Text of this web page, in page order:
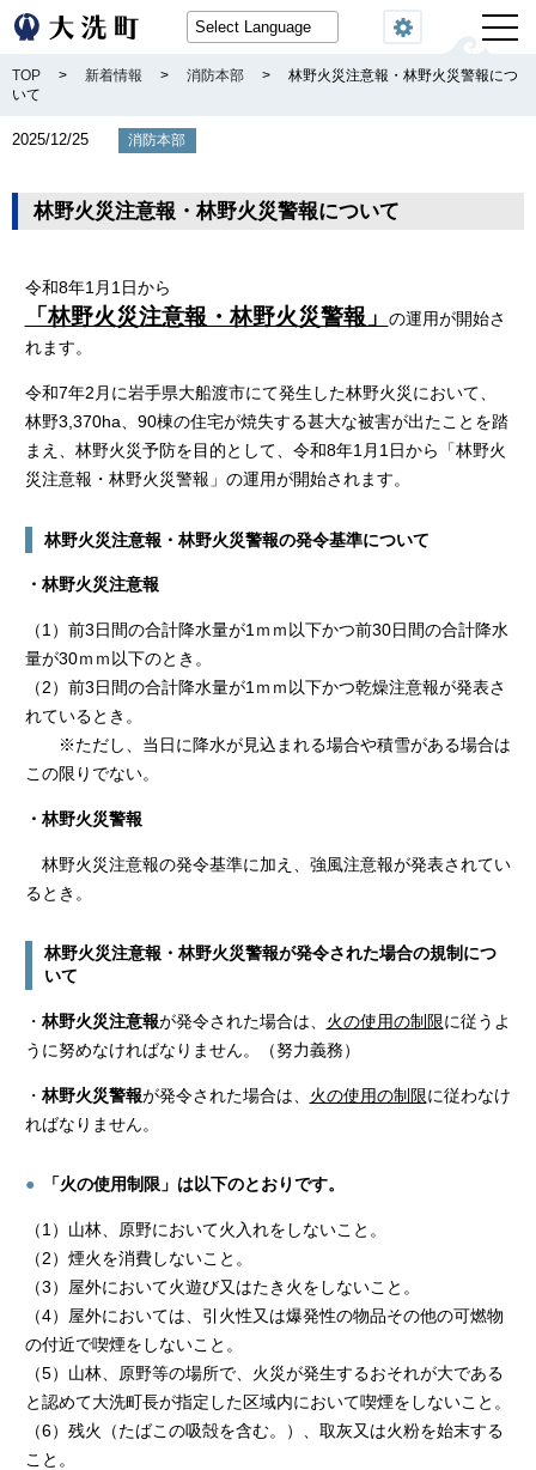
閲覧機能
TOP > 新着情報 > 消防本部 >
林野火災注意報・林野火災警報につ
いて
2025/12/25 消防本部
林野火災注意報・林野火災警報について
令和8年1月1日から
「林野火災注意報・林野火災警報」
の運用が開始さ
れます。
令和7年2月に岩手県大船渡市にて発生した林野火災において、
林野3,370ha、90棟の住宅が焼失する甚大な被害が出たことを踏
まえ、林野火災予防を目的として、令和8年1月1日から「林野火
災注意報・林野火災警報」の運用が開始されます。
林野火災注意報・林野火災警報の発令基準について
・林野火災注意報
（1）前3日間の合計降水量が1ｍｍ以下かつ前30日間の合計降水
量が30ｍｍ以下のとき。
（2）前3日間の合計降水量が1ｍｍ以下かつ乾燥注意報が発表さ
れているとき。
※ただし、当日に降水が見込まれる場合や積雪がある場合は
この限りでない。
・林野火災警報
林野火災注意報の発令基準に加え、強風注意報が発表されてい
るとき。
林野火災注意報・林野火災警報が発令された場合の規制につ
いて
・ 林野火災注意報が発令された場合は、 火の使用の制限に従うよ
うに努めなければなりません。（努力義務）
・ 林野火災警報が発令された場合は、 火の使用の制限に従わなけ
ればなりません。
「火の使用制限」 は以下のとおりです。
（1）山林、原野において火入れをしないこと。
（2）煙火を消費しないこと。
（3）屋外において火遊び又はたき火をしないこと。
（4）屋外においては、引火性又は爆発性の物品その他の可燃物
の付近で喫煙をしないこと。
（5）山林、原野等の場所で、火災が発生するおそれが大である
と認めて大洗町長が指定した区域内において喫煙をしないこと。
（6）残火（たばこの吸殻を含む。）、取灰又は火粉を始末する
こと。